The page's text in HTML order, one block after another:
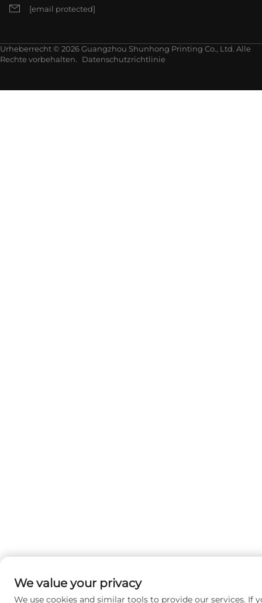
[email protected]
Urheberrecht © 2026 Guangzhou Shunhong Printing Co., Ltd. Alle
Rechte vorbehalten.
Datenschutzrichtlinie
We value your privacy
We use cookies and similar tools to provide our services. If